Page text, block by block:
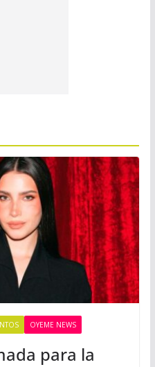
OYEME NEWS
para la